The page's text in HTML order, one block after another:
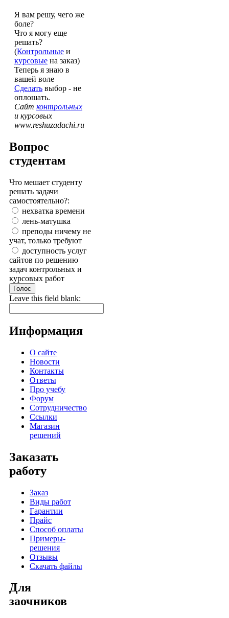
Я вам решу, чего же
боле?
Что я могу еще
решать?
(Контрольные и
курсовые на заказ)
Теперь я знаю в
вашей воле
Сделать выбор - не
оплошать.
Сайт контрольных
и курсовых
www.reshuzadachi.ru
Вопрос
студентам
Что мешает студенту
решать задачи
самостоятельно?:
нехватка времени
лень-матушка
преподы ничему не
учат, только требуют
доступность услуг
сайтов по решению
задач контрольных и
курсовых работ
Leave this field blank:
Информация
О сайте
Новости
Контакты
Ответы
Про учебу
Форум
Сотрудничество
Ссылки
Магазин
решений
Заказать
работу
Заказ
Виды работ
Гарантии
Прайс
Способ оплаты
Примеры-
решения
Отзывы
Скачать файлы
Для
заочников